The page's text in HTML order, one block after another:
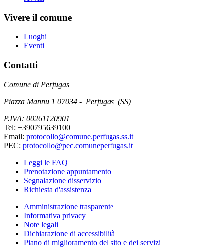
Vivere il comune
Luoghi
Eventi
Contatti
Comune di Perfugas
Piazza Mannu 1 07034 - Perfugas (SS)
P.IVA: 00261120901
Tel: +390795639100
Email: protocollo@comune.perfugas.ss.it
PEC: protocollo@pec.comuneperfugas.it
Leggi le FAQ
Prenotazione appuntamento
Segnalazione disservizio
Richiesta d'assistenza
Amministrazione trasparente
Informativa privacy
Note legali
Dichiarazione di accessibilità
Piano di miglioramento del sito e dei servizi